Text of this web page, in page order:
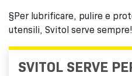
§Per lubrificare, pulire e
utensili, Svitol serve sempre!
SVITOL SERVE